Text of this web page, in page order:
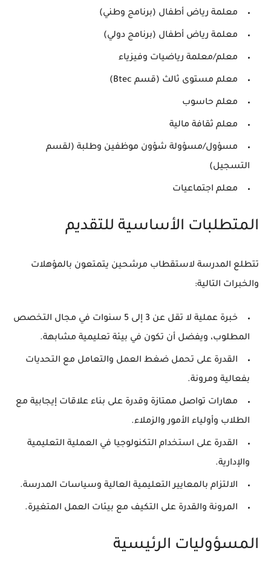
معلمة رياض أطفال (برنامج وطني)
معلمة رياض أطفال (برنامج دولي)
معلم/معلمة رياضيات وفيزياء
معلم مستوى ثالث (قسم Btec)
معلم حاسوب
معلم ثقافة مالية
مسؤول/مسؤولة شؤون موظفين وطلبة (لقسم
التسجيل)
معلم اجتماعيات
المتطلبات الأساسية للتقديم
تتطلع المدرسة لاستقطاب مرشحين يتمتعون بالمؤهلات
والخبرات التالية:
خبرة عملية لا تقل عن 3 إلى 5 سنوات في مجال التخصص
المطلوب، ويفضل أن تكون في بيئة تعليمية مشابهة.
القدرة على تحمل ضغط العمل والتعامل مع التحديات
بفعالية ومرونة.
مهارات تواصل ممتازة وقدرة على بناء علاقات إيجابية مع
الطلاب وأولياء الأمور والزملاء.
القدرة على استخدام التكنولوجيا في العملية التعليمية
والإدارية.
الالتزام بالمعايير التعليمية العالية وسياسات المدرسة.
المرونة والقدرة على التكيف مع بيئات العمل المتغيرة.
المسؤوليات الرئيسية